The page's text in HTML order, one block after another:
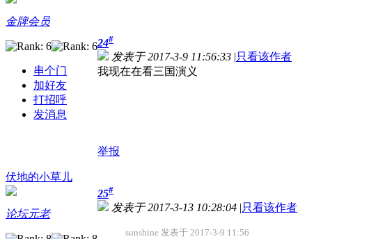
金牌会员
串个门
加好友
打招呼
发消息
24#
发表于 2017-3-9 11:56:33 |只看该作者
我现在在看三国演义
举报
伏地的小草儿
论坛元老
25#
发表于 2017-3-13 10:28:04 |只看该作者
sunshine 发表于 2017-3-9 11:56